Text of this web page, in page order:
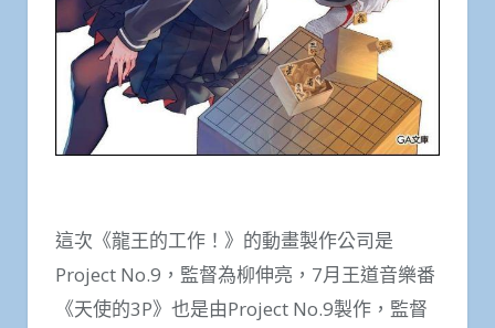
這次《龍王的工作！》的動畫製作公司是
Project No.9，監督為柳伸亮，7月王道音樂番
《天使的3P》也是由Project No.9製作，監督